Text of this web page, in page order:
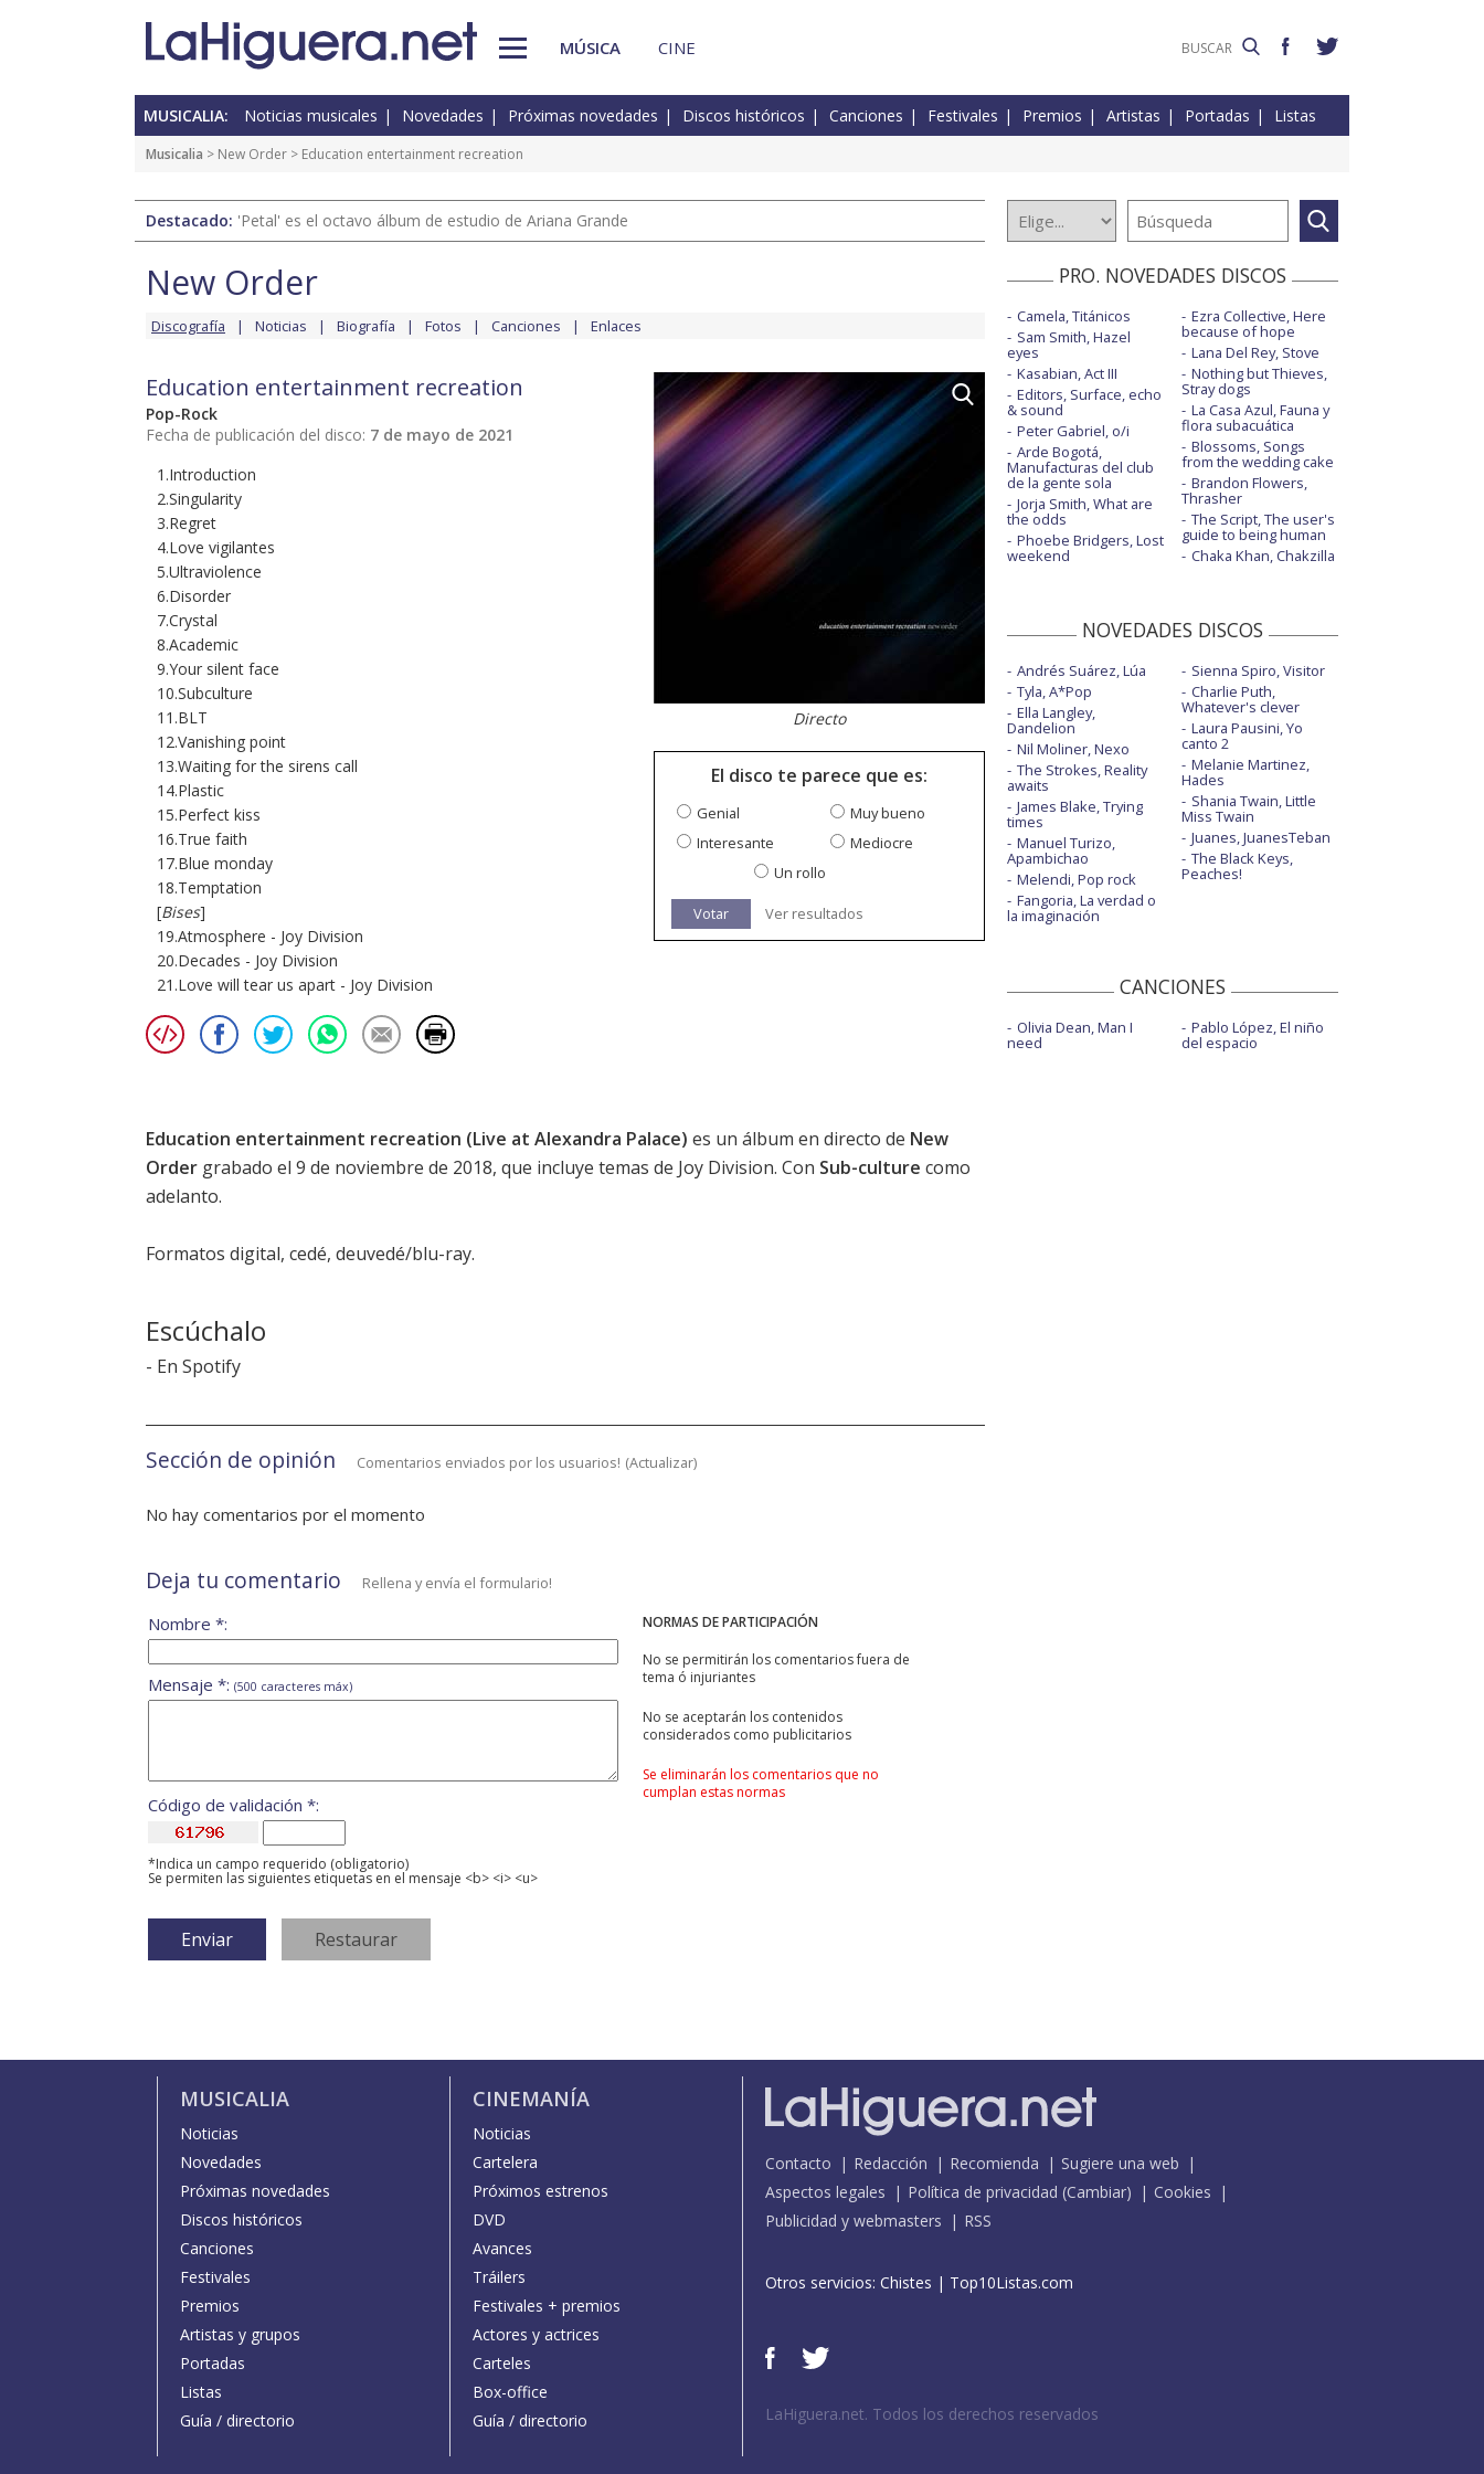
MÚSICA CINE
MUSICALIA: Noticias musicales Novedades Próximas novedades Discos históricos Canciones Festivales Premios Artistas Portadas Listas
Musicalia > New Order > Education entertainment recreation
Destacado: 'Petal' es el octavo álbum de estudio de Ariana Grande
New Order
Discografía Noticias Biografía Fotos Canciones Enlaces
Education entertainment recreation
Pop-Rock
Fecha de publicación del disco: 7 de mayo de 2021
1.Introduction
2.Singularity
3.Regret
4.Love vigilantes
5.Ultraviolence
6.Disorder
7.Crystal
8.Academic
9.Your silent face
10.Subculture
11.BLT
12.Vanishing point
13.Waiting for the sirens call
14.Plastic
15.Perfect kiss
16.True faith
17.Blue monday
18.Temptation
[Bises]
19.Atmosphere - Joy Division
20.Decades - Joy Division
21.Love will tear us apart - Joy Division
Directo
El disco te parece que es:
Genial
Muy bueno
Interesante
Mediocre
Un rollo
Votar Ver resultados
Education entertainment recreation (Live at Alexandra Palace) es un álbum en directo de New
Order grabado el 9 de noviembre de 2018, que incluye temas de Joy Division. Con Sub-culture como
adelanto.
Formatos digital, cedé, deuvedé/blu-ray.
Escúchalo
- En Spotify
Sección de opinión Comentarios enviados por los usuarios! (Actualizar)
No hay comentarios por el momento
Deja tu comentario Rellena y envía el formulario!
NORMAS DE PARTICIPACIÓN
No se permitirán los comentarios fuera de
tema ó injuriantes
No se aceptarán los contenidos
considerados como publicitarios
Se eliminarán los comentarios que no
cumplan estas normas
Nombre *:
Mensaje *: (500 caracteres máx)
Código de validación *:
*Indica un campo requerido (obligatorio)
Se permiten las siguientes etiquetas en el mensaje <b> <i> <u>
PRO. NOVEDADES DISCOS
Camela, Titánicos
Sam Smith, Hazel
eyes
Kasabian, Act III
Editors, Surface, echo
& sound
Peter Gabriel, o/i
Arde Bogotá,
Manufacturas del club
de la gente sola
Jorja Smith, What are
the odds
Phoebe Bridgers, Lost
weekend
Ezra Collective, Here
because of hope
Lana Del Rey, Stove
Nothing but Thieves,
Stray dogs
La Casa Azul, Fauna y
flora subacuática
Blossoms, Songs
from the wedding cake
Brandon Flowers,
Thrasher
The Script, The user's
guide to being human
Chaka Khan, Chakzilla
NOVEDADES DISCOS
Andrés Suárez, Lúa
Tyla, A*Pop
Ella Langley,
Dandelion
Nil Moliner, Nexo
The Strokes, Reality
awaits
James Blake, Trying
times
Manuel Turizo,
Apambichao
Melendi, Pop rock
Fangoria, La verdad o
la imaginación
Sienna Spiro, Visitor
Charlie Puth,
Whatever's clever
Laura Pausini, Yo
canto 2
Melanie Martinez,
Hades
Shania Twain, Little
Miss Twain
Juanes, JuanesTeban
The Black Keys,
Peaches!
CANCIONES
Olivia Dean, Man I
need
Pablo López, El niño
del espacio
MUSICALIA
Noticias
Novedades
Próximas novedades
Discos históricos
Canciones
Festivales
Premios
Artistas y grupos
Portadas
Listas
Guía / directorio
CINEMANÍA
Noticias
Cartelera
Próximos estrenos
DVD
Avances
Tráilers
Festivales + premios
Actores y actrices
Carteles
Box-office
Guía / directorio
Contacto Redacción Recomienda
Sugiere una web
Aspectos legales
Política de privacidad (Cambiar)
Cookies
Publicidad y webmasters
RSS
Otros servicios: Chistes | Top10Listas.com
LaHiguera.net. Todos los derechos reservados